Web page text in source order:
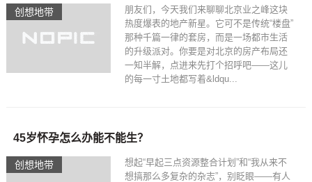
创想地带
朋友们，今天我们来聊聊北京业之峰这块
热度爆表的地产新星。它可不是传统“楼盘”
那种千篇一律的套房，而是一场都市生活
的升级派对。你要是对北京的房产布局还
一知半解，点进来先打个招呼吧——这儿
的每一寸土地都写着&ldqu...
创想地带
45岁怀孕怎么办能不能生？
想起“早起三点资源整合计划”和“我从来不
想搞那么多复杂的杂志”，别眨眼——有人